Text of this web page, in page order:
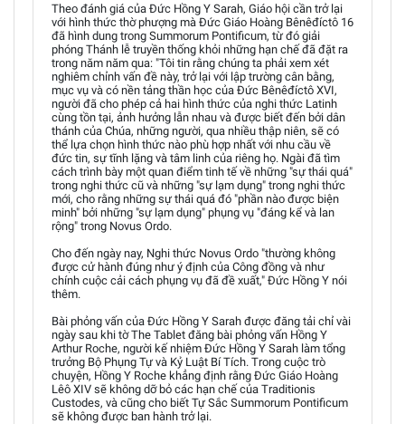
Theo đánh giá của Đức Hồng Y Sarah, Giáo hội cần trở lại
với hình thức thờ phượng mà Đức Giáo Hoàng Bênêđíctô 16
đã hình dung trong Summorum Pontificum, từ đó giải
phóng Thánh lễ truyền thống khỏi những hạn chế đã đặt ra
trong năm năm qua: "Tôi tin rằng chúng ta phải xem xét
nghiêm chỉnh vấn đề này, trở lại với lập trường cân bằng,
mục vụ và có nền tảng thần học của Đức Bênêđíctô XVI,
người đã cho phép cả hai hình thức của nghi thức Latinh
cùng tồn tại, ảnh hưởng lẫn nhau và được biết đến bởi dân
thánh của Chúa, những người, qua nhiều thập niên, sẽ có
thể lựa chọn hình thức nào phù hợp nhất với nhu cầu về
đức tin, sự tĩnh lặng và tâm linh của riêng họ. Ngài đã tìm
cách trình bày một quan điểm tinh tế về những "sự thái quá"
trong nghi thức cũ và những "sự lạm dụng" trong nghi thức
mới, cho rằng những sự thái quá đó "phần nào được biện
minh" bởi những "sự lạm dụng" phụng vụ "đáng kể và lan
rộng" trong Novus Ordo.
Cho đến ngày nay, Nghi thức Novus Ordo "thường không
được cử hành đúng như ý định của Công đồng và như
chính cuộc cải cách phụng vụ đã đề xuất," Đức Hồng Y nói
thêm.
Bài phỏng vấn của Đức Hồng Y Sarah được đăng tải chỉ vài
ngày sau khi tờ The Tablet đăng bài phỏng vấn Hồng Y
Arthur Roche, người kế nhiệm Đức Hồng Y Sarah làm tổng
trưởng Bộ Phụng Tự và Kỷ Luật Bí Tích. Trong cuộc trò
chuyện, Hồng Y Roche khẳng định rằng Đức Giáo Hoàng
Lêô XIV sẽ không dỡ bỏ các hạn chế của Traditionis
Custodes, và cũng cho biết Tự Sắc Summorum Pontificum
sẽ không được ban hành trở lại.